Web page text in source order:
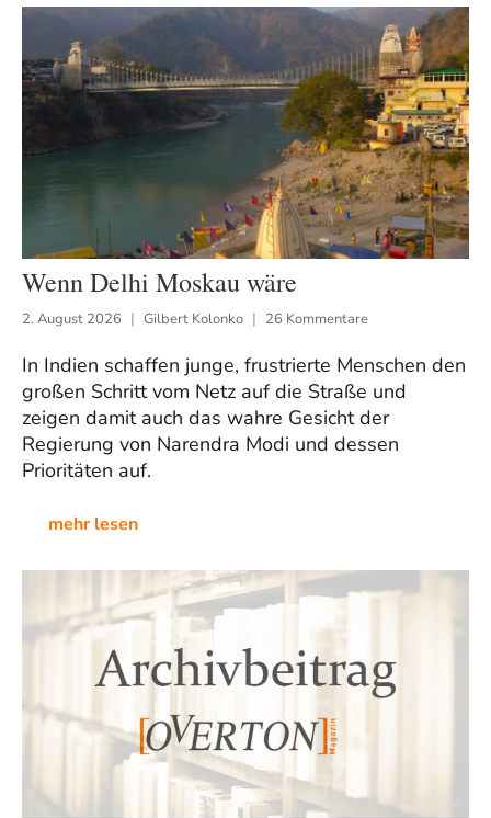
Wenn Delhi Moskau wäre
2. August 2026 Gilbert Kolonko 26 Kommentare
In Indien schaffen junge, frustrierte Menschen den
großen Schritt vom Netz auf die Straße und
zeigen damit auch das wahre Gesicht der
Regierung von Narendra Modi und dessen
Prioritäten auf.
mehr lesen